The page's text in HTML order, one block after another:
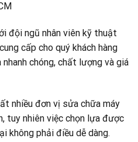
đội ngũ nhân viên kỹ thuật
cấp cho quý khách hàng
nhanh chóng, chất lượng và giá
nhiều đơn vị sửa chữa máy
tuy nhiên việc chọn lựa được
không phải điều dễ dàng.